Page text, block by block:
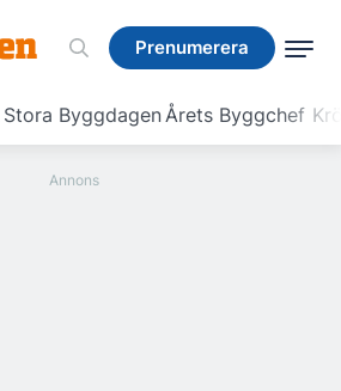
Prenumerera
Stora ByggdagenÅrets Byggchef
Prenumerera